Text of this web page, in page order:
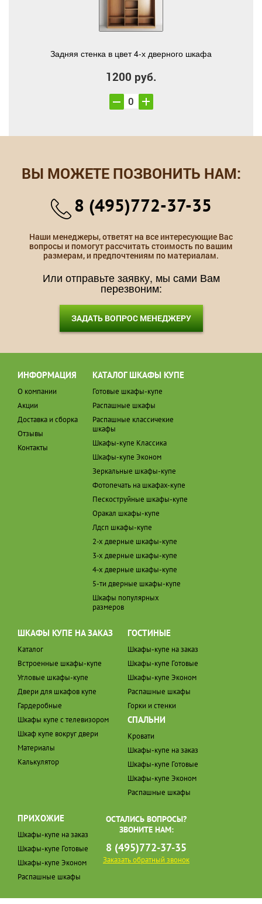
Задняя стенка в цвет 4-х дверного шкафа
1200 руб.
ВЫ МОЖЕТЕ ПОЗВОНИТЬ НАМ:
8 (495)772-37-35
Наши менеджеры, ответят на все интересующие Вас
вопросы и помогут рассчитать стоимость по вашим
размерам, и предпочтениям по материалам.
Или отправьте заявку, мы сами Вам
перезвоним:
ЗАДАТЬ ВОПРОС МЕНЕДЖЕРУ
ИНФОРМАЦИЯ
О компании
Акции
Доставка и сборка
Отзывы
Контакты
КАТАЛОГ ШКАФЫ КУПЕ
Готовые шкафы-купе
Распашные шкафы
Распашные классичекие
шкафы
Шкафы-купе Классика
Шкафы-купе Эконом
Зеркальные шкафы-купе
Фотопечать на шкафах-купе
Пескоструйные шкафы-купе
Оракал шкафы-купе
Лдсп шкафы-купе
2-х дверные шкафы-купе
3-х дверные шкафы-купе
4-х дверные шкафы-купе
5-ти дверные шкафы-купе
Шкафы популярных
размеров
ШКАФЫ КУПЕ НА ЗАКАЗ
Каталог
Встроенные шкафы-купе
Угловые шкафы-купе
Двери для шкафов купе
Гардеробные
Шкафы купе с телевизором
Шкаф купе вокруг двери
Материалы
Калькулятор
ГОСТИНЫЕ
Шкафы-купе на заказ
Шкафы-купе Готовые
Шкафы-купе Эконом
Распашные шкафы
Горки и стенки
СПАЛЬНИ
Кровати
Шкафы-купе на заказ
Шкафы-купе Готовые
Шкафы-купе Эконом
Распашные шкафы
ПРИХОЖИЕ
Шкафы-купе на заказ
Шкафы-купе Готовые
Шкафы-купе Эконом
Распашные шкафы
ОСТАЛИСЬ ВОПРОСЫ?
ЗВОНИТЕ НАМ:
8 (495)772-37-35
Заказать обратный звонок